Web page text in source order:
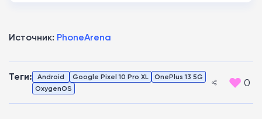
Источник: PhoneArena
Теги: Android Google Pixel 10 Pro XL
OnePlus 13 5G
OxygenOS
0